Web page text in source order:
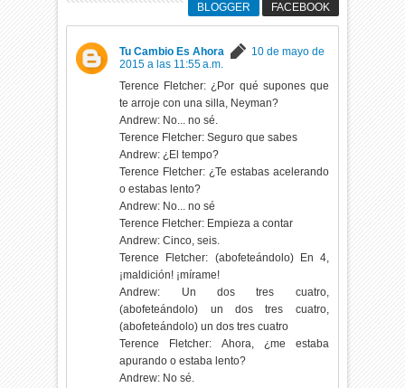
BLOGGER FACEBOOK
Tu Cambio Es Ahora
10 de mayo de
2015 a las 11:55 a.m.
Terence Fletcher: ¿Por qué supones que
te arroje con una silla, Neyman?
Andrew: No... no sé.
Terence Fletcher: Seguro que sabes
Andrew: ¿El tempo?
Terence Fletcher: ¿Te estabas acelerando
o estabas lento?
Andrew: No... no sé
Terence Fletcher: Empieza a contar
Andrew: Cinco, seis.
Terence Fletcher: (abofeteándolo) En 4,
¡maldición! ¡mírame!
Andrew: Un dos tres cuatro,
(abofeteándolo) un dos tres cuatro,
(abofeteándolo) un dos tres cuatro
Terence Fletcher: Ahora, ¿me estaba
apurando o estaba lento?
Andrew: No sé.